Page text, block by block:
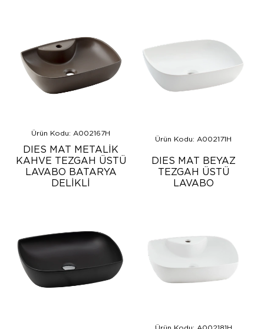
Ürün Kodu: A002167H
DIES MAT METALİK
KAHVE TEZGAH ÜSTÜ
LAVABO BATARYA
DELİKLİ
Ürün Kodu: A002171H
DIES MAT BEYAZ
TEZGAH ÜSTÜ
LAVABO